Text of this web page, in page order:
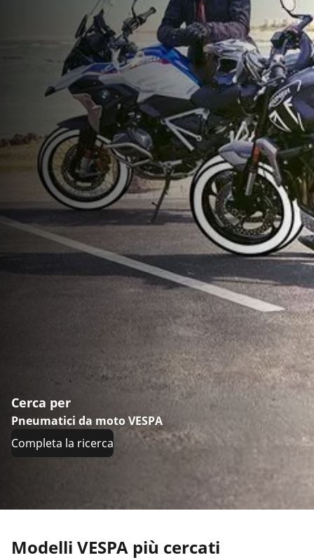
Cerca per
Pneumatici da moto VESPA
Completa la ricerca
Modelli VESPA più cercati